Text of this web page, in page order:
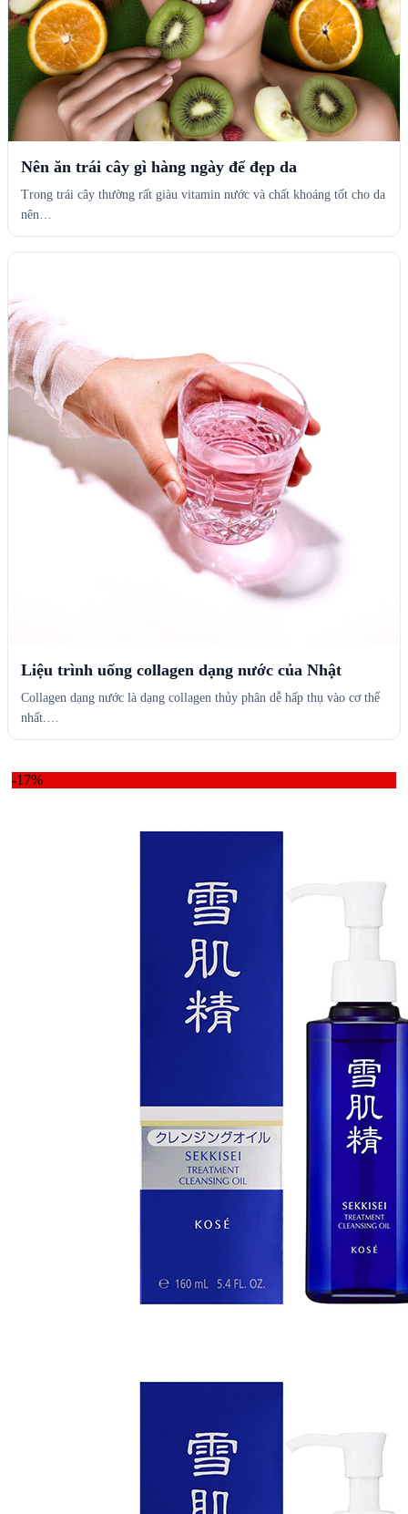
Nên ăn trái cây gì hàng ngày để đẹp da
Trong trái cây thường rất giàu vitamin nước và chất khoáng tốt cho da
nên…
Liệu trình uống collagen dạng nước của Nhật
Collagen dạng nước là dạng collagen thủy phân dễ hấp thụ vào cơ thể
nhất.…
-17%